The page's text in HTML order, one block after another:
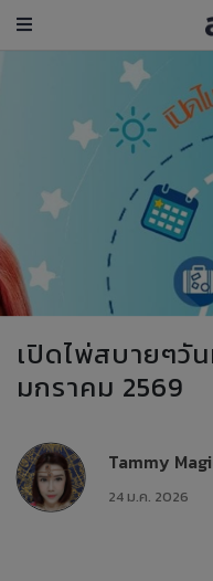
เปิดไพ่สบายๆวั
มกราคม 2569
Tammy
24 ม.ค. 2026